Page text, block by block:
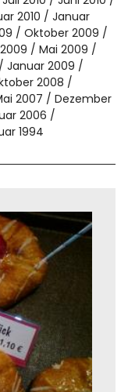
2010
Januar
Oktober 2009
Mai 2009
Januar 2009
2008
2007
Dezember
2006
1994